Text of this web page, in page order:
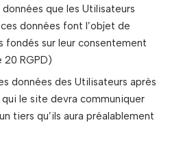
que les Utilisateurs
données font l’objet de
sur leur consentement
20 RGPD)
données des Utilisateurs après
le site devra communiquer
tiers qu’ils aura préalablement